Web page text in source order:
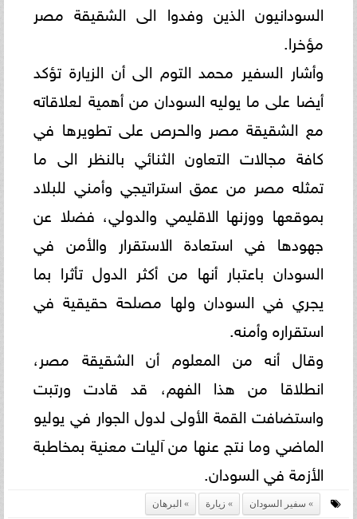
السودانيون الذين وفدوا الى الشقيقة مصر
مؤخرا.
وأشار السفير محمد التوم الى أن الزيارة تؤكد
أيضا على ما يوليه السودان من أهمية لعلاقاته
مع الشقيقة مصر والحرص على تطويرها في
كافة مجالات التعاون الثنائي بالنظر الى ما
تمثله مصر من عمق استراتيجي وأمني للبلاد
بموقعها ووزنها الاقليمي والدولي، فضلا عن
جهودها في استعادة الاستقرار والأمن في
السودان باعتبار أنها من أكثر الدول تأثرا بما
يجري في السودان ولها مصلحة حقيقية في
استقراره وأمنه.
وقال أنه من المعلوم أن الشقيقة مصر،
انطلاقا من هذا الفهم، قد قادت ورتبت
واستضافت القمة الأولى لدول الجوار في يوليو
الماضي وما نتج عنها من آليات معنية بمخاطبة
الأزمة في السودان.
سفير السودان زيارة البرهان